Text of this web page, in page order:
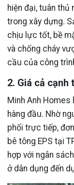
hiện đại, tuân
trong xây dựng.
chịu lực tốt, bề
và chống cháy
cầu của công
2. Giá cả cạnh
Minh Anh
hàng đầu. Nhờ
phối trực tiếp,
bê tông EPS tại
hợp với ngân
ở dân dụng đến